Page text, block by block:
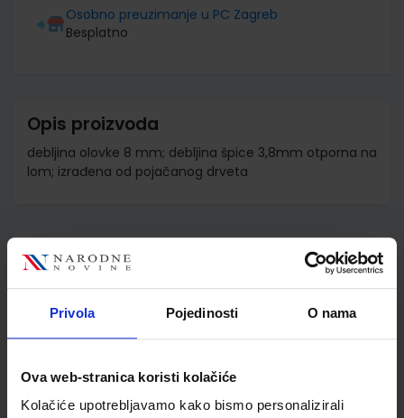
Privola Pojedinosti O nama
Ova web-stranica koristi kolačiće
Kolačiće upotrebljavamo kako bismo personalizirali
Osobno preuzimanje u PC Zagreb
Besplatno
Opis proizvoda
debljina olovke 8 mm; debljina špice 3,8mm otporna na
lom; izrađena od pojačanog drveta
Detalji proizvoda
Šifra proizvoda
584385
Jedinična mjera
kom